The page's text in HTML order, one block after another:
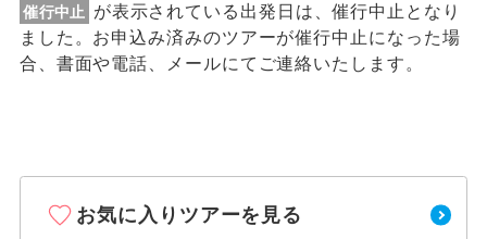
催行中止
が表示されている出発日は、催行中止となり
ました。お申込み済みのツアーが催行中止になった場
合、書面や電話、メールにてご連絡いたします。
お気に入りツアーを見る